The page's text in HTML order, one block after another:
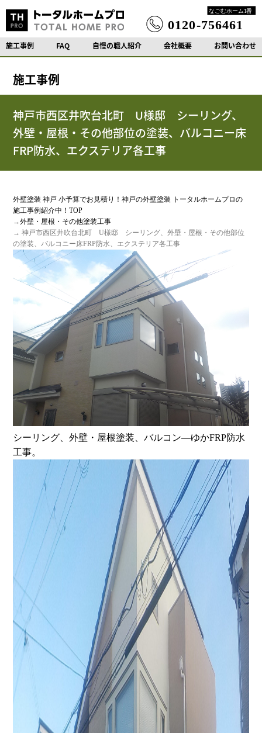
施工事例 FAQ 自慢の職人紹介 会社概要 お問い合わせ
施工事例
神戸市西区井吹台北町 U様邸 シーリング、
外壁・屋根・その他部位の塗装、バルコニー床
FRP防水、エクステリア各工事
外壁塗装 神戸 小予算でお見積り！神戸の外壁塗装 トータルホームプロの
施工事例紹介中！TOP
→外壁・屋根・その他塗装工事
→ 神戸市西区井吹台北町 U様邸 シーリング、外壁・屋根・その他部位
の塗装、バルコニー床FRP防水、エクステリア各工事
シーリング、外壁・屋根塗装、バルコン―ゆかFRP防水
工事。